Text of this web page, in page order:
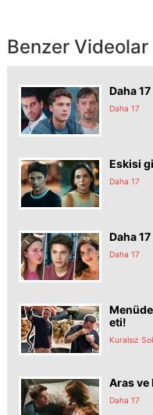
Benzer Videolar
Daha
Daha 17
Eskisi
Daha 17
Daha
Daha 17
eti!
Kuralsız
Aras ve
Daha 17